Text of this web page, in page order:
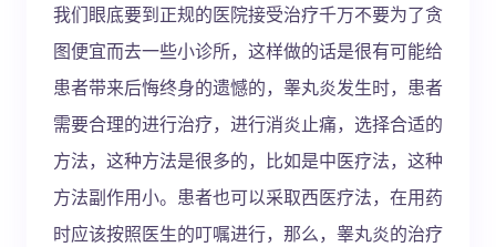
我们眼底要到正规的医院接受治疗千万不要为了贪
图便宜而去一些小诊所，这样做的话是很有可能给
患者带来后悔终身的遗憾的，睾丸炎发生时，患者
需要合理的进行治疗，进行消炎止痛，选择合适的
方法，这种方法是很多的，比如是中医疗法，这种
方法副作用小。患者也可以采取西医疗法，在用药
时应该按照医生的叮嘱进行，那么，睾丸炎的治疗